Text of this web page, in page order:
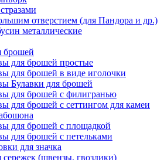
отверстием (для Пандора и др.)
металлические
брошей
для брошей простые
для брошей в виде иголочки
Булавки для брошей
для брошей с филигранью
для брошей с сеттингом для камеи
для брошей с площадкой
для брошей с петельками
для значка
(швензы, гвоздики)